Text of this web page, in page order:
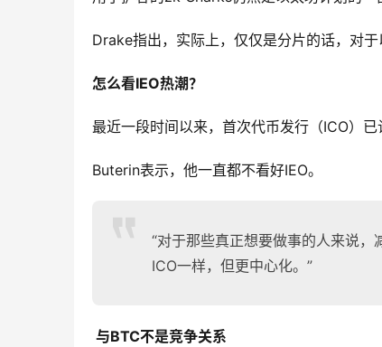
Drake指出，实际上，仅仅是分片的话，对
怎么看IEO热潮？
最近一段时间以来，首次代币发行（ICO）
Buterin表示，他一直都不看好IEO。
“对于那些真正想要做事的人来说
ICO一样，但更中心化。”
与BTC不是竞争关系